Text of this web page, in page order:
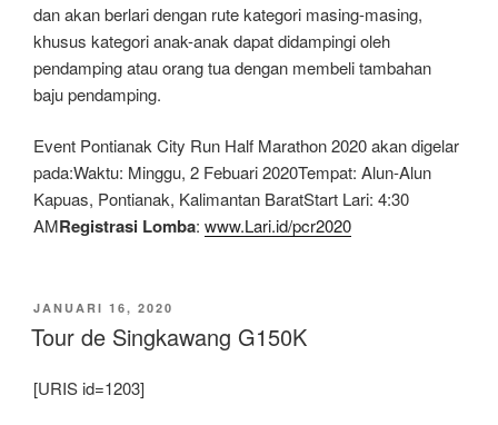
dan akan berlari dengan rute kategori masing-masing,
khusus kategori anak-anak dapat didampingi oleh
pendamping atau orang tua dengan membeli tambahan
baju pendamping.
Event Pontianak City Run Half Marathon 2020 akan digelar
pada:Waktu: Minggu, 2 Febuari 2020Tempat: Alun-Alun
Kapuas, Pontianak, Kalimantan BaratStart Lari: 4:30
AMRegistrasi Lomba: www.Lari.id/pcr2020
DIPOSKAN
PADA
JANUARI 16, 2020
Tour de Singkawang G150K
[URIS id=1203]